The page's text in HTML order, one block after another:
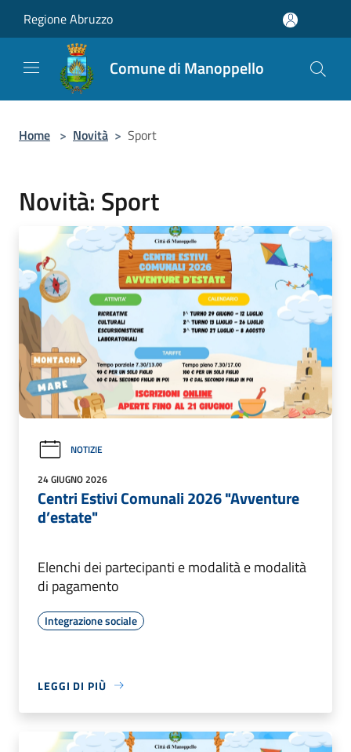
Regione Abruzzo
Comune di Manoppello
Home > Novità > Sport
Novità: Sport
NOTIZIE
24 GIUGNO 2026
Centri Estivi Comunali 2026 "Avventure
d’estate"
Elenchi dei partecipanti e modalità e modalità
di pagamento
Integrazione sociale
LEGGI DI PIÙ